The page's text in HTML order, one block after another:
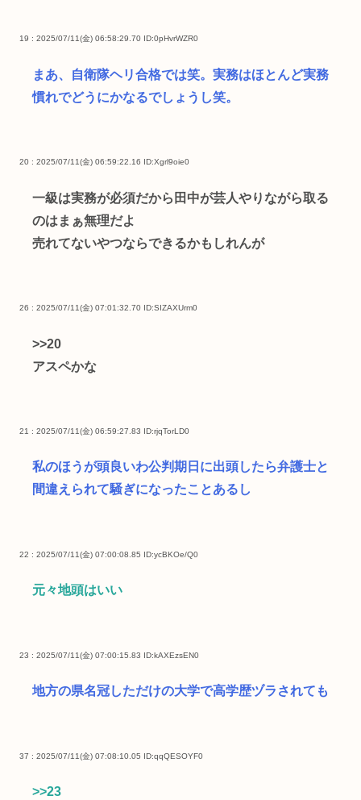
19 : 2025/07/11(金) 06:58:29.70 ID:0pHvrWZR0
まあ、自衛隊ヘリ合格では笑。実務はほとんど実務
慣れでどうにかなるでしょうし笑。
20 : 2025/07/11(金) 06:59:22.16 ID:Xgrl9oie0
一級は実務が必須だから田中が芸人やりながら取る
のはまぁ無理だよ
売れてないやつならできるかもしれんが
26 : 2025/07/11(金) 07:01:32.70 ID:SIZAXUrm0
>>20
アスペかな
21 : 2025/07/11(金) 06:59:27.83 ID:rjqTorLD0
私のほうが頭良いわ公判期日に出頭したら弁護士と
間違えられて騒ぎになったことあるし
22 : 2025/07/11(金) 07:00:08.85 ID:ycBKOe/Q0
元々地頭はいい
23 : 2025/07/11(金) 07:00:15.83 ID:kAXEzsEN0
地方の県名冠しただけの大学で高学歴ヅラされても
37 : 2025/07/11(金) 07:08:10.05 ID:qqQESOYF0
>>23